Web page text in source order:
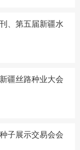
、第五届新疆水
疆丝路种业大会
子展示交易会会